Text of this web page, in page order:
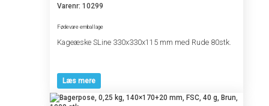
Varenr: 10299
Fødevare emballage
Kageæske S­Line 330x330x115 mm med Rude 80stk.
Læs mere